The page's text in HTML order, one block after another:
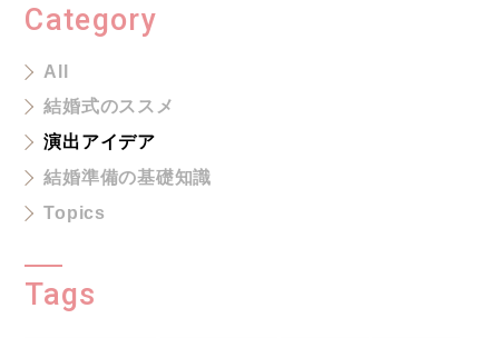
Category
All
結婚式のススメ
演出アイデア
結婚準備の基礎知識
Topics
Tags